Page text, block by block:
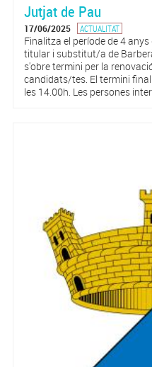
Jutjat de Pau
17/06/2025 ACTUALITAT
Finalitza el període de 4
titular i substitut/a de
s'obre termini per la
candidats/tes. El termini
les 14.00h. Les persones